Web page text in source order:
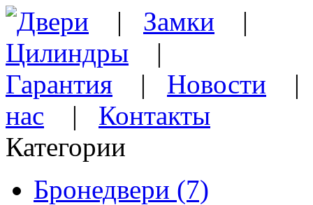
Двери | Замки |
Цилиндры |
Гарантия | Новости
нас | Контакты
Категории
Бронедвери (7)